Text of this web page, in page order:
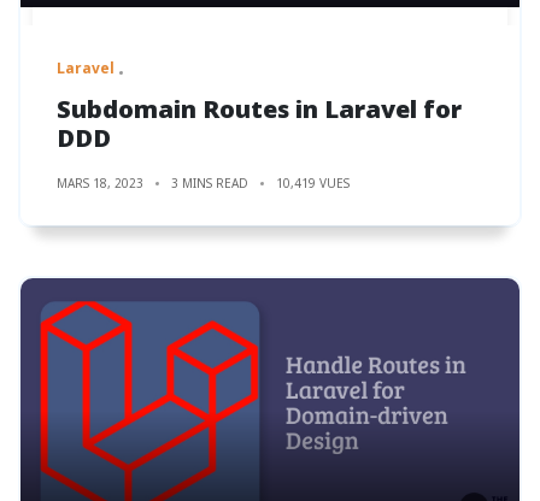
Laravel
Subdomain Routes in Laravel for
DDD
MARS 18, 2023 3 MINS READ 10,419 VUES